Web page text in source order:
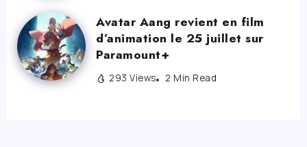
Avatar Aang revient en film
d’animation le 25 juillet sur
Paramount+
293 Views 2 Min Read